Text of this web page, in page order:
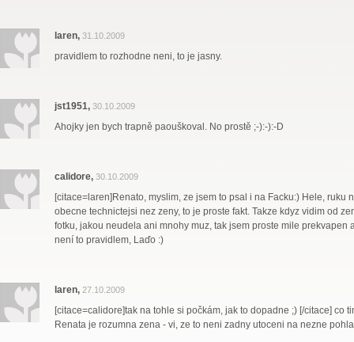
laren, 31.10.2009
pravidlem to rozhodne neni, to je jasny.
jst1951, 30.10.2009
Ahojky jen bych trapně paouškoval. No prostě ;-):-):-D
calidore, 30.10.2009
[citace=laren]Renato, myslim, ze jsem to psal i na Facku:) Hele, ruku
obecne technictejsi nez zeny, to je proste fakt. Takze kdyz vidim od
fotku, jakou neudela ani mnohy muz, tak jsem proste mile prekvapen
není to pravidlem, Laďo :)
laren, 27.10.2009
[citace=calidore]tak na tohle si počkám, jak to dopadne ;) [/citace] co
Renata je rozumna zena - vi, ze to neni zadny utoceni na nezne